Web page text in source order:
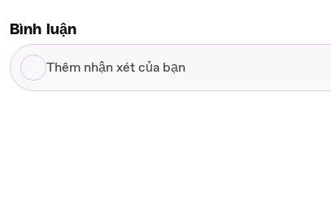
Bình luận
Thêm
nhận